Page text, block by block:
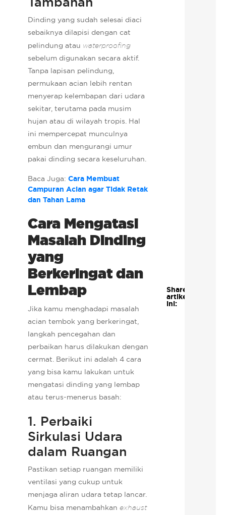
Dinding yang sudah selesai diaci
sebaiknya dilapisi dengan cat
pelindung atau waterproofing
sebelum digunakan secara aktif.
Tanpa lapisan pelindung,
permukaan acian lebih rentan
menyerap kelembapan dari udara
sekitar, terutama pada musim
hujan atau di wilayah tropis. Hal
ini mempercepat munculnya
embun dan mengurangi umur
pakai dinding secara keseluruhan.
Baca Juga: Cara Membuat
Campuran Acian agar Tidak Retak
dan Tahan Lama
Cara Mengatasi
Masalah Dinding
yang
Berkeringat dan
Lembap
Jika kamu menghadapi masalah
acian tembok yang berkeringat,
langkah pencegahan dan
perbaikan harus dilakukan dengan
cermat. Berikut ini adalah 4 cara
yang bisa kamu lakukan untuk
mengatasi dinding yang lembap
atau terus-menerus basah:
1. Perbaiki
Sirkulasi Udara
dalam Ruangan
Pastikan setiap ruangan memiliki
ventilasi yang cukup untuk
menjaga aliran udara tetap lancar.
Kamu bisa menambahkan exhaust
Share
artikel
ini: